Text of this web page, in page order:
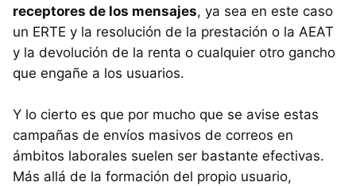
receptores de los mensajes, ya sea en este caso
un ERTE y la resolución de la prestación o la AEAT
y la devolución de la renta o cualquier otro gancho
que engañe a los usuarios.
Y lo cierto es que por mucho que se avise estas
campañas de envíos masivos de correos en
ámbitos laborales suelen ser bastante efectivas.
Más allá de la formación del propio usuario,